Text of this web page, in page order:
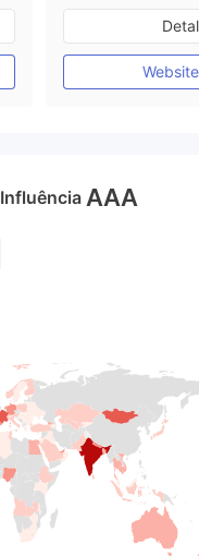
Austrália
Market
Etiqueta
Influência AAA